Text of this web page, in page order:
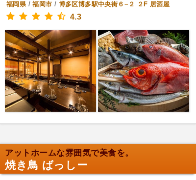
福岡県/福岡市 / 博多区博多駅中央街６−２ ２F 居酒屋
4.3
アットホームな雰囲気で美食を。
焼き鳥 ばっしー